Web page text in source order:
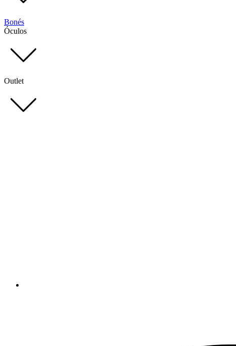
Bonés
Óculos
Outlet